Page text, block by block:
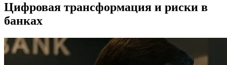
Цифровая трансформация и риски в
банках